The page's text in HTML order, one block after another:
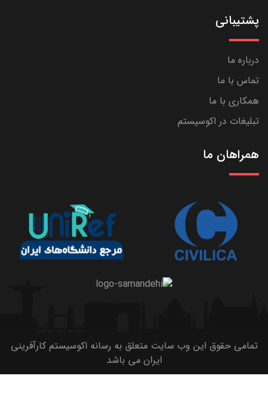
پشتیبانی
درباره ما
تماس با ما
همکاری با ما
تبلیغات در اکوسیستم
همراهان ما
تمامی حقوق این وب سایت متعلق به رسانه اکوسیستم کارآفرینی
ایران می باشد